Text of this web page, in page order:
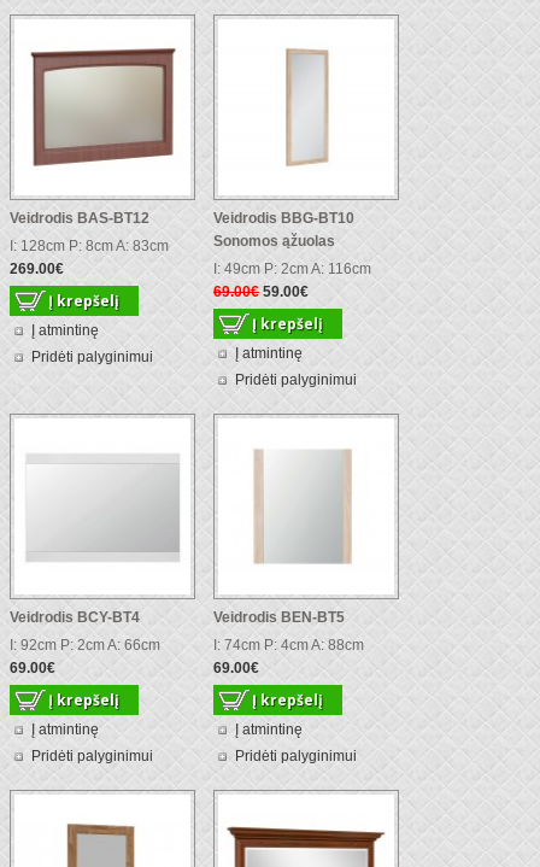
Veidrodis BAS-BT12
I: 128cm P: 8cm A: 83cm
269.00€
Į atmintinę
Pridėti palyginimui
Veidrodis BBG-BT10
Sonomos ąžuolas
I: 49cm P: 2cm A: 116cm
69.00€ 59.00€
Į atmintinę
Pridėti palyginimui
Veidrodis BCY-BT4
I: 92cm P: 2cm A: 66cm
69.00€
Į atmintinę
Pridėti palyginimui
Veidrodis BEN-BT5
I: 74cm P: 4cm A: 88cm
69.00€
Į atmintinę
Pridėti palyginimui